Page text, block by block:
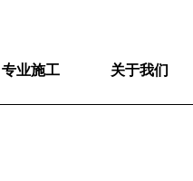
关于我们
专业施工